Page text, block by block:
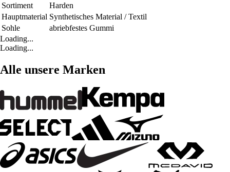
Sortiment
Harden
Hauptmaterial Synthetisches Material / Textil
Sohle
abriebfestes Gummi
Loading...
Loading...
Alle unsere Marken